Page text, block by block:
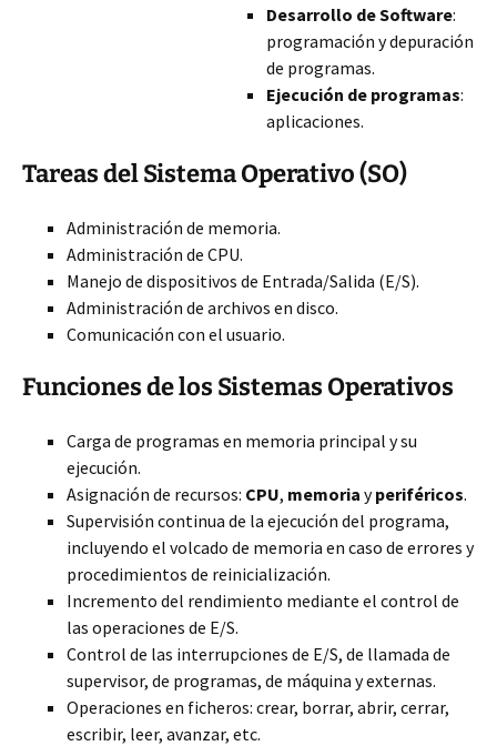
Desarrollo de Software:
programación y depuración
de programas.
Ejecución de programas:
aplicaciones.
Tareas del Sistema Operativo (SO)
Administración de memoria.
Administración de CPU.
Manejo de dispositivos de Entrada/Salida (E/S).
Administración de archivos en disco.
Comunicación con el usuario.
Funciones de los Sistemas Operativos
Carga de programas en memoria principal y su
ejecución.
Asignación de recursos: CPU, memoria yperiféricos.
Supervisión continua de la ejecución del programa,
incluyendo el volcado de memoria en caso de errores y
procedimientos de reinicialización.
Incremento del rendimiento mediante el control de
las operaciones de E/S.
Control de las interrupciones de E/S, de llamada de
supervisor, de programas, de máquina y externas.
Operaciones en ficheros: crear, borrar, abrir, cerrar,
escribir, leer, avanzar, etc.